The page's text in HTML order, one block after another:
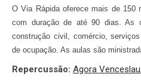
O Via Rápida oferece mais de 150
com duração de até 90 dias. As
construção civil, comércio,
de ocupação. As aulas são
Repercussão: Agora Venceslau,